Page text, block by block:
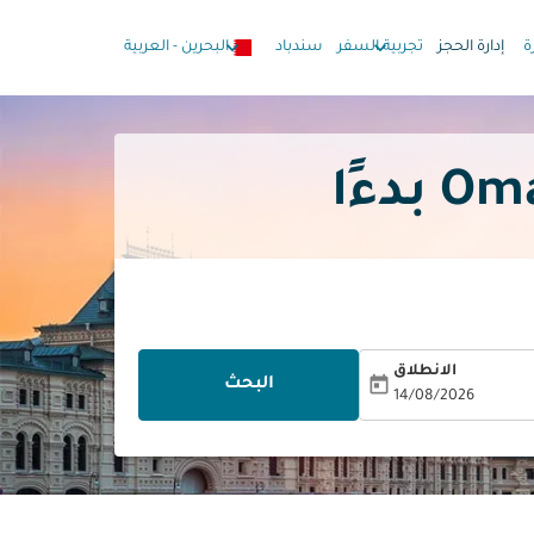
إدارة الحجز تجربية السفر
keyboard_arrow_down سندباد البحرين - العربية keyboard_arrow_down
الانطلاق
14/08/2026
today البحث